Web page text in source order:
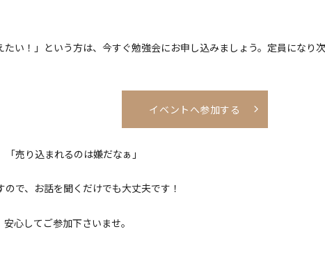
たい！」という方は、今すぐ勉強会にお申し込みましょう。定員になり
イベントへ参加する
売り込まれるのは嫌だなぁ」
で、お話を聞くだけでも大丈夫です！
心してご参加下さいませ。